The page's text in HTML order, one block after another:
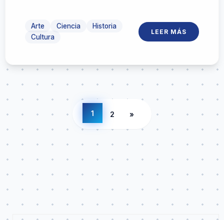
una zona como ocurrió en el Departamento
de Flores con Las Grutas del Palacio.
Arte Ciencia
Historia
Cultura
LEER MÁS
1 2 »